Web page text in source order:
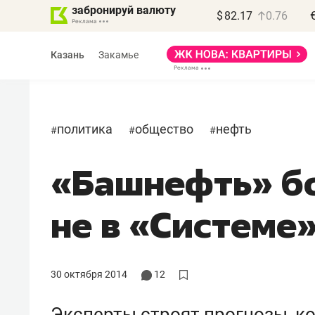
забронируй валюту $ 82.17 0.76
Казань Закамье
#политика #общество #нефть
«Башнефть»
не в
30 октября 2014 12
Василь Мазитов
МАРТ
«Не зная местных
потерять минимум